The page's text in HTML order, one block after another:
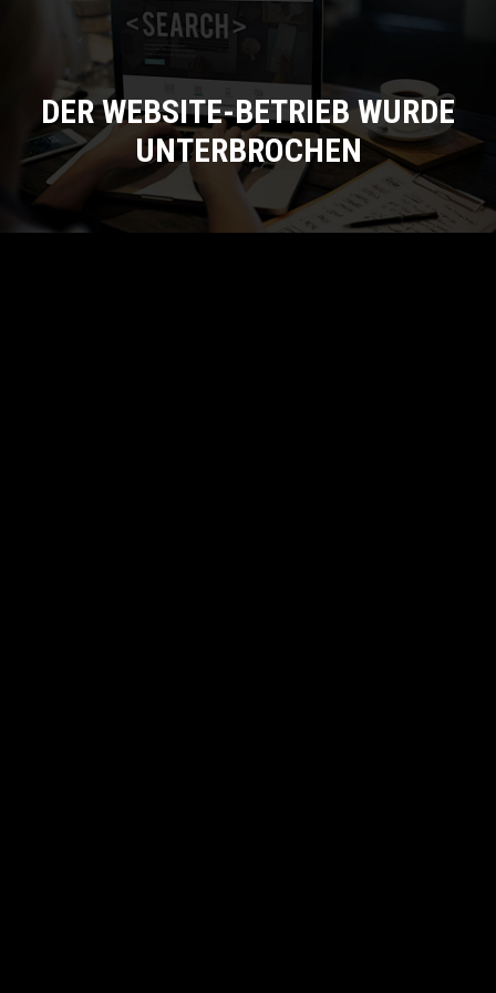
DER WEBSITE-BETRIEB WURDE
UNTERBROCHEN